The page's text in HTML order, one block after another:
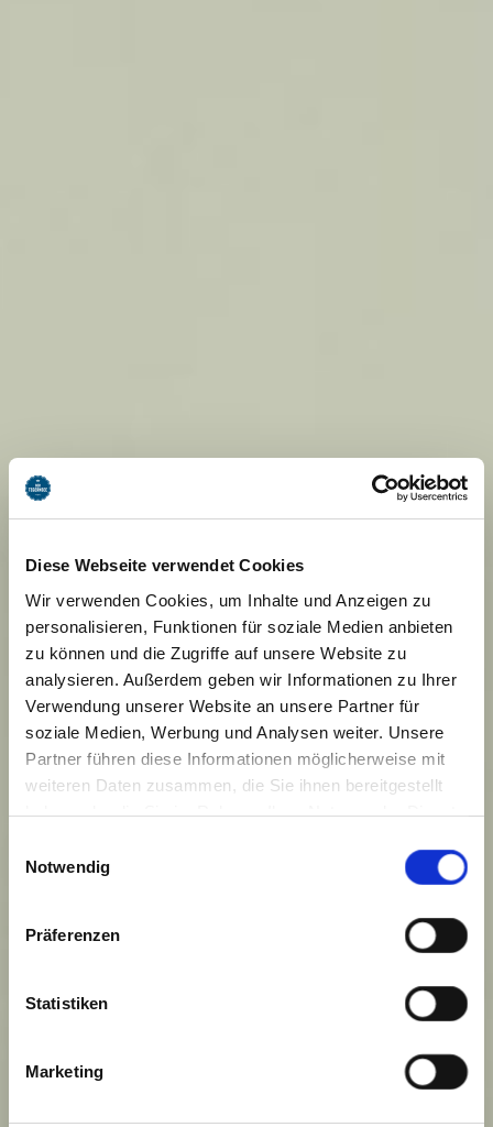
Diese Webseite verwendet Cookies
Wir verwenden Cookies, um Inhalte und Anzeigen zu
personalisieren, Funktionen für soziale Medien anbieten
zu können und die Zugriffe auf unsere Website zu
analysieren. Außerdem geben wir Informationen zu Ihrer
Verwendung unserer Website an unsere Partner für
soziale Medien, Werbung und Analysen weiter. Unsere
Partner führen diese Informationen möglicherweise mit
weiteren Daten zusammen, die Sie ihnen bereitgestellt
haben oder die Sie im Rahmen Ihrer Nutzung der Dienste
Cookies, wenn Sie unsere Webseite weiterhin nutzen.
Notwendig
Präferenzen
Statistiken
Marketing